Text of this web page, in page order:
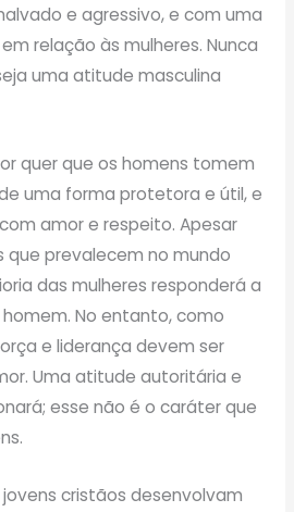
e agressivo, e com uma
relação às mulheres. Nunca
uma atitude masculina
quer que os homens tomem
uma forma protetora e útil, e
amor e respeito. Apesar
prevalecem no mundo
das mulheres responderá a
No entanto, como
e liderança devem ser
Uma atitude autoritária e
esse não é o caráter que
cristãos desenvolvam